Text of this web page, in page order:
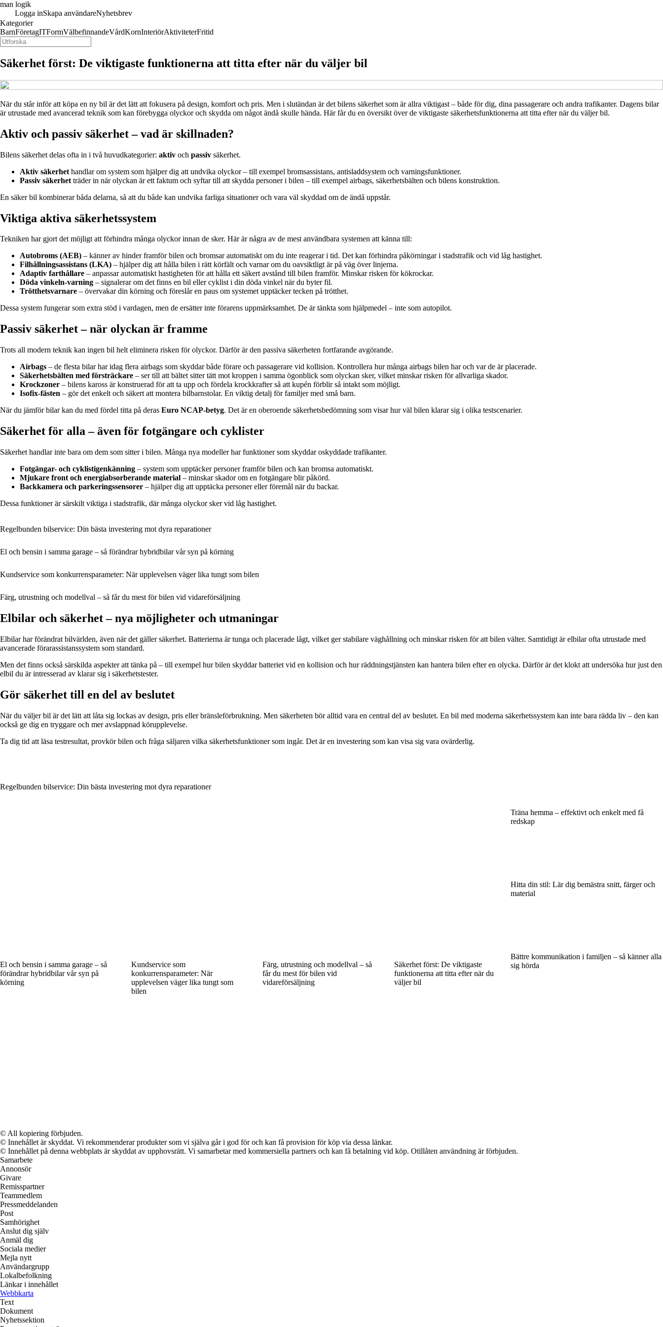
man logik
Logga inSkapa användareNyhetsbrev
Kategorier
BarnFöretagITFormVälbefinnandeVårdKornInteriörAktiviteterFritid
Säkerhet först: De viktigaste funktionerna att titta efter när du väljer bil
När du står inför att köpa en ny bil är det lätt att fokusera på design, komfort och pris. Men i slutändan är det bilens säkerhet som är allra viktigast – både för dig, dina passagerare och andra trafikanter. Dagens bilar
är utrustade med avancerad teknik som kan förebygga olyckor och skydda om något ändå skulle hända. Här får du en översikt över de viktigaste säkerhetsfunktionerna att titta efter när du väljer bil.
Aktiv och passiv säkerhet – vad är skillnaden?
Bilens säkerhet delas ofta in i två huvudkategorier: aktiv och passiv säkerhet.
Aktiv säkerhet handlar om system som hjälper dig att undvika olyckor – till exempel bromsassistans, antisladdsystem och varningsfunktioner.
Passiv säkerhet träder in när olyckan är ett faktum och syftar till att skydda personer i bilen – till exempel airbags, säkerhetsbälten och bilens konstruktion.
En säker bil kombinerar båda delarna, så att du både kan undvika farliga situationer och vara väl skyddad om de ändå uppstår.
Viktiga aktiva säkerhetssystem
Tekniken har gjort det möjligt att förhindra många olyckor innan de sker. Här är några av de mest användbara systemen att känna till:
Autobroms (AEB) – känner av hinder framför bilen och bromsar automatiskt om du inte reagerar i tid. Det kan förhindra påkörningar i stadstrafik och vid låg hastighet.
Filhållningsassistans (LKA) – hjälper dig att hålla bilen i rätt körfält och varnar om du oavsiktligt är på väg över linjerna.
Adaptiv farthållare – anpassar automatiskt hastigheten för att hålla ett säkert avstånd till bilen framför. Minskar risken för kökrockar.
Döda vinkeln-varning – signalerar om det finns en bil eller cyklist i din döda vinkel när du byter fil.
Trötthetsvarnare – övervakar din körning och föreslår en paus om systemet upptäcker tecken på trötthet.
Dessa system fungerar som extra stöd i vardagen, men de ersätter inte förarens uppmärksamhet. De är tänkta som hjälpmedel – inte som autopilot.
Passiv säkerhet – när olyckan är framme
Trots all modern teknik kan ingen bil helt eliminera risken för olyckor. Därför är den passiva säkerheten fortfarande avgörande.
Airbags – de flesta bilar har idag flera airbags som skyddar både förare och passagerare vid kollision. Kontrollera hur många airbags bilen har och var de är placerade.
Säkerhetsbälten med försträckare – ser till att bältet sitter tätt mot kroppen i samma ögonblick som olyckan sker, vilket minskar risken för allvarliga skador.
Krockzoner – bilens kaross är konstruerad för att ta upp och fördela krockkrafter så att kupén förblir så intakt som möjligt.
Isofix-fästen – gör det enkelt och säkert att montera bilbarnstolar. En viktig detalj för familjer med små barn.
När du jämför bilar kan du med fördel titta på deras Euro NCAP-betyg. Det är en oberoende säkerhetsbedömning som visar hur väl bilen klarar sig i olika testscenarier.
Säkerhet för alla – även för fotgängare och cyklister
Säkerhet handlar inte bara om dem som sitter i bilen. Många nya modeller har funktioner som skyddar oskyddade trafikanter.
Fotgängar- och cyklistigenkänning – system som upptäcker personer framför bilen och kan bromsa automatiskt.
Mjukare front och energiabsorberande material – minskar skador om en fotgängare blir påkörd.
Backkamera och parkeringssensorer – hjälper dig att upptäcka personer eller föremål när du backar.
Dessa funktioner är särskilt viktiga i stadstrafik, där många olyckor sker vid låg hastighet.
Regelbunden bilservice: Din bästa investering mot dyra reparationer
El och bensin i samma garage – så förändrar hybridbilar vår syn på körning
Kundservice som konkurrensparameter: När upplevelsen väger lika tungt som bilen
Färg, utrustning och modellval – så får du mest för bilen vid vidareförsäljning
Elbilar och säkerhet – nya möjligheter och utmaningar
Elbilar har förändrat bilvärlden, även när det gäller säkerhet. Batterierna är tunga och placerade lågt, vilket ger stabilare väghållning och minskar risken för att bilen välter. Samtidigt är elbilar ofta utrustade med
avancerade förarassistanssystem som standard.
Men det finns också särskilda aspekter att tänka på – till exempel hur bilen skyddar batteriet vid en kollision och hur räddningstjänsten kan hantera bilen efter en olycka. Därför är det klokt att undersöka hur just den
elbil du är intresserad av klarar sig i säkerhetstester.
Gör säkerhet till en del av beslutet
När du väljer bil är det lätt att låta sig lockas av design, pris eller bränsleförbrukning. Men säkerheten bör alltid vara en central del av beslutet. En bil med moderna säkerhetssystem kan inte bara rädda liv – den kan
också ge dig en tryggare och mer avslappnad körupplevelse.
Ta dig tid att läsa testresultat, provkör bilen och fråga säljaren vilka säkerhetsfunktioner som ingår. Det är en investering som kan visa sig vara ovärderlig.
Regelbunden bilservice: Din bästa investering mot dyra reparationer
El och bensin i samma garage – så
förändrar hybridbilar vår syn på
körning
Kundservice som
konkurrensparameter: När
upplevelsen väger lika tungt som
bilen
Färg, utrustning och modellval – så
får du mest för bilen vid
vidareförsäljning
Säkerhet först: De viktigaste
funktionerna att titta efter när du
väljer bil
Träna hemma – effektivt och enkelt med få
redskap
Hitta din stil: Lär dig bemästra snitt, färger och
material
Bättre kommunikation i familjen – så känner alla
sig hörda
© All kopiering förbjuden.
© Innehållet är skyddat. Vi rekommenderar produkter som vi själva går i god för och kan få provision för köp via dessa länkar.
© Innehållet på denna webbplats är skyddat av upphovsrätt. Vi samarbetar med kommersiella partners och kan få betalning vid köp. Otillåten användning är förbjuden.
Samarbete
Annonsör
Givare
Remisspartner
Teammedlem
Pressmeddelanden
Post
Samhörighet
Anslut dig själv
Anmäl dig
Sociala medier
Mejla nytt
Användargrupp
Lokalbefolkning
Länkar i innehållet
Webbkarta
Text
Dokument
Nyhetssektion